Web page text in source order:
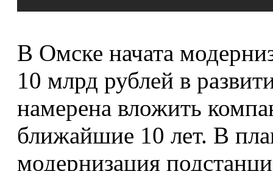
В Омске начата
10 млрд рублей в
намерена вложить
ближайшие 10 лет. В
модернизация